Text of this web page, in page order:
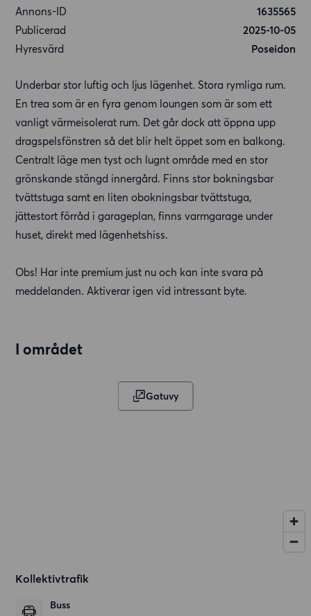
Annons-ID
1635565
Publicerad
2025-10-05
Hyresvärd
Poseidon
Underbar stor luftig och ljus lägenhet. Stora rymliga rum.
En trea som är en fyra genom loungen som är som ett
vanligt värmeisolerat rum. Det går dock att öppna upp
dragspelsfönstren så det blir helt öppet som en balkong.
Centralt läge men tyst och lugnt område med en stor
grönskande stängd innergård. Finns stor bokningsbar
tvättstuga samt en liten obokningsbar tvättstuga,
jättestort förråd i garageplan, finns varmgarage under
huset, direkt med lägenhetshiss.
Obs! Har inte premium just nu och kan inte svara på
meddelanden. Aktiverar igen vid intressant byte.
I området
Gatuvy
Kollektivtrafik
Buss